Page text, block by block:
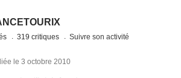
319 critiques Suivre son activité
le 3 octobre 2010